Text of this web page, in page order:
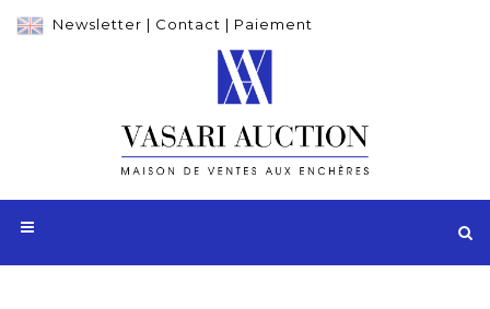
Newsletter | Contact | Paiement